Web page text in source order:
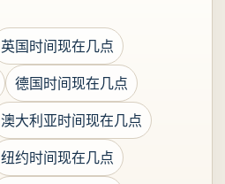
英国时间现在几点
德国时间现在几点
澳大利亚时间现在几点
纽约时间现在几点